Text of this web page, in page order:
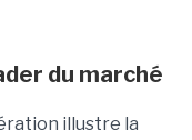
du marché
illustre la